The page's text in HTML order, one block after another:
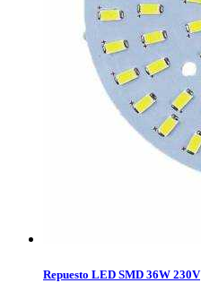
Repuesto LED SMD 36W 230V